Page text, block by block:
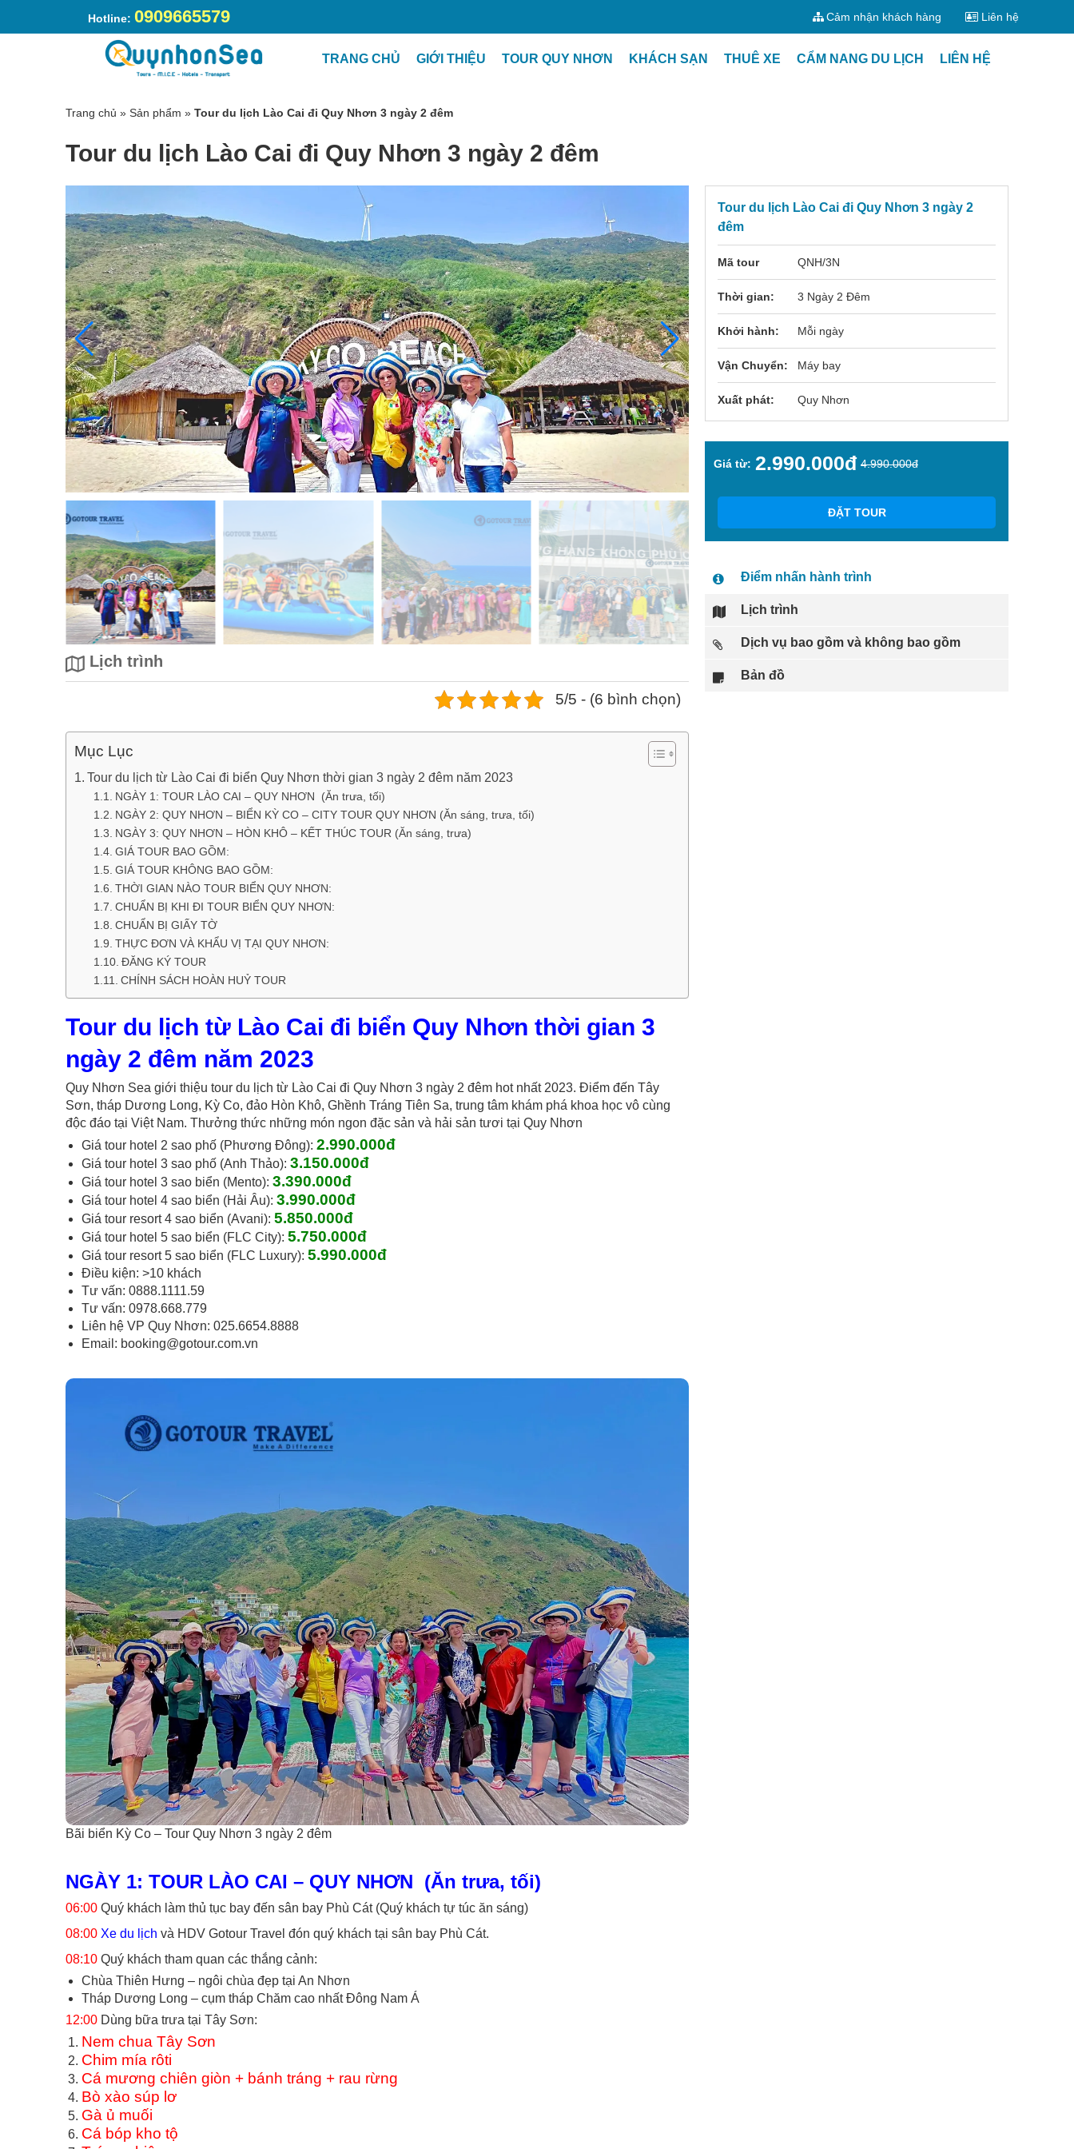
Hotline: 0909665579 Cảm nhận khách hàng Liên hệ
TRANG CHỦ GIỚI THIỆU TOUR QUY NHƠN KHÁCH SẠN THUÊ XE CẨM NANG DU LỊCH LIÊN HỆ
Trang chủ » Sản phẩm » Tour du lịch Lào Cai đi Quy Nhơn 3 ngày 2 đêm
Tour du lịch Lào Cai đi Quy Nhơn 3 ngày 2 đêm
Lịch trình
5/5 - (6 bình chọn)
Mục Lục
Tour du lịch từ Lào Cai đi biển Quy Nhơn thời gian 3 ngày 2 đêm năm 2023
NGÀY 1: TOUR LÀO CAI – QUY NHƠN (Ăn trưa, tối)
NGÀY 2: QUY NHƠN – BIỂN KỲ CO – CITY TOUR QUY NHƠN (Ăn sáng, trưa, tối)
NGÀY 3: QUY NHƠN – HÒN KHÔ – KẾT THÚC TOUR (Ăn sáng, trưa)
GIÁ TOUR BAO GỒM:
GIÁ TOUR KHÔNG BAO GỒM:
THỜI GIAN NÀO TOUR BIỂN QUY NHƠN:
CHUẨN BỊ KHI ĐI TOUR BIỂN QUY NHƠN:
CHUẨN BỊ GIẤY TỜ
THỰC ĐƠN VÀ KHẨU VỊ TẠI QUY NHƠN:
ĐĂNG KÝ TOUR
CHÍNH SÁCH HOÀN HUỶ TOUR
Tour du lịch từ Lào Cai đi biển Quy Nhơn thời gian 3
ngày 2 đêm năm 2023
Quy Nhơn Sea giới thiệu tour du lịch từ Lào Cai đi Quy Nhơn 3 ngày 2 đêm hot nhất 2023. Điểm đến Tây
Sơn, tháp Dương Long, Kỳ Co, đảo Hòn Khô, Ghềnh Tráng Tiên Sa, trung tâm khám phá khoa học vô cùng
độc đáo tại Việt Nam. Thưởng thức những món ngon đặc sản và hải sản tươi tại Quy Nhơn
Giá tour hotel 2 sao phố (Phương Đông): 2.990.000đ
Giá tour hotel 3 sao phố (Anh Thảo): 3.150.000đ
Giá tour hotel 3 sao biển (Mento): 3.390.000đ
Giá tour hotel 4 sao biển (Hải Âu): 3.990.000đ
Giá tour resort 4 sao biển (Avani): 5.850.000đ
Giá tour hotel 5 sao biển (FLC City): 5.750.000đ
Giá tour resort 5 sao biển (FLC Luxury): 5.990.000đ
Điều kiện: >10 khách
Tư vấn: 0888.1111.59
Tư vấn: 0978.668.779
Liên hệ VP Quy Nhơn: 025.6654.8888
Email: booking@gotour.com.vn
Bãi biển Kỳ Co – Tour Quy Nhơn 3 ngày 2 đêm
NGÀY 1: TOUR LÀO CAI – QUY NHƠN (Ăn trưa, tối)
06:00 Quý khách làm thủ tục bay đến sân bay Phù Cát (Quý khách tự túc ăn sáng)
08:00 Xe du lịch và HDV Gotour Travel đón quý khách tại sân bay Phù Cát.
08:10 Quý khách tham quan các thắng cảnh:
Chùa Thiên Hưng – ngôi chùa đẹp tại An Nhơn
Tháp Dương Long – cụm tháp Chăm cao nhất Đông Nam Á
12:00 Dùng bữa trưa tại Tây Sơn:
Nem chua Tây Sơn
Chim mía rôti
Cá mương chiên giòn + bánh tráng + rau rừng
Bò xào súp lơ
Gà ủ muối
Cá bóp kho tộ
Tour du lịch Lào Cai đi Quy Nhơn 3 ngày 2
đêm
Mã tour QNH/3N
Thời gian: 3 Ngày 2 Đêm
Khởi hành: Mỗi ngày
Vận Chuyển: Máy bay
Xuất phát: Quy Nhơn
Giá từ: 2.990.000đ 4.990.000đ
ĐẶT TOUR
Điểm nhấn hành trình
Lịch trình
Dịch vụ bao gồm và không bao gồm
Bản đồ